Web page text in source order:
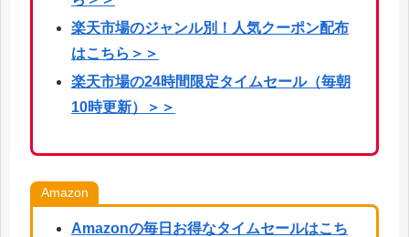
楽天市場のジャンル別！人気クーポン配布
はこちら＞＞
楽天市場の24時間限定タイムセール（毎朝
10時更新）＞＞
Amazon
Amazonの毎日お得なタイムセールはこち